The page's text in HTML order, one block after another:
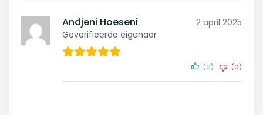
Andjeni Hoeseni
Geverifieerde eigenaar
2 april 2025
(0) (0)